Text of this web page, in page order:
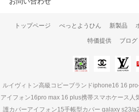
トップページ ぺっとようひん 新製品
特価提供 ブログ
ルイヴィトン高級コピーブランドiphone16 16
アイフォン16pro max 16 plus携帯スマホケース
護カバーアイフォン15手帳型カバー galaxy s23/